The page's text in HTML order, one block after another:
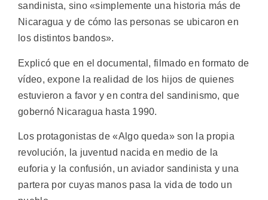
sandinista, sino «simplemente una historia más de
Nicaragua y de cómo las personas se ubicaron en
los distintos bandos».
Explicó que en el documental, filmado en formato de
vídeo, expone la realidad de los hijos de quienes
estuvieron a favor y en contra del sandinismo, que
gobernó Nicaragua hasta 1990.
Los protagonistas de «Algo queda» son la propia
revolución, la juventud nacida en medio de la
euforia y la confusión, un aviador sandinista y una
partera por cuyas manos pasa la vida de todo un